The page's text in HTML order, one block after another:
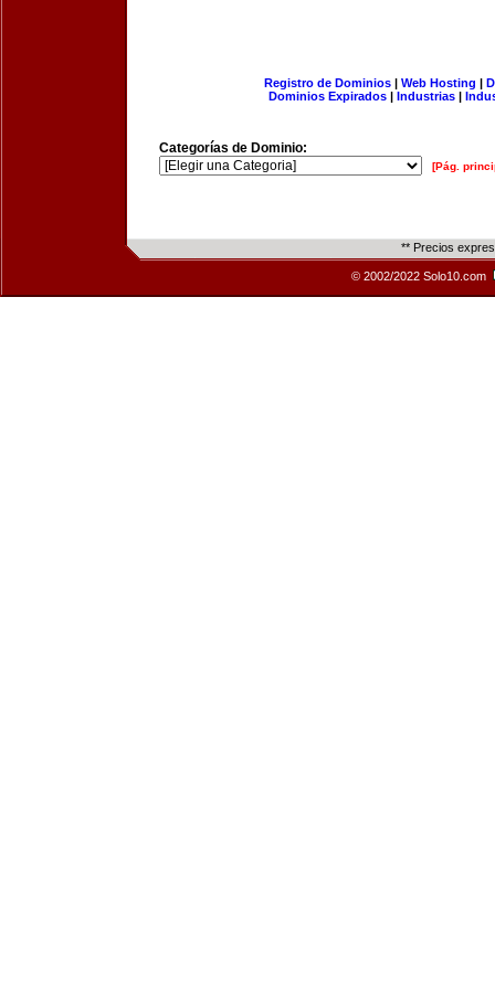
Registro de Dominios| Web Hosting |
Dominios Expirados | Industrias |
Categorías de Dominio:
[Pág.
** Precios
© 2002/2022 Solo10.com